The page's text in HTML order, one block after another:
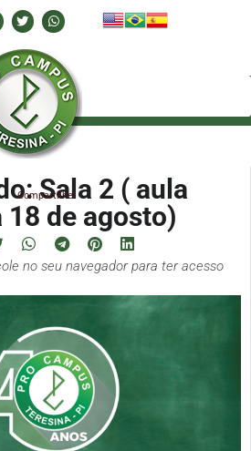
Sala 2 ( aula
18 de agosto)
Compartilhe!
no seu navegador para ter acesso